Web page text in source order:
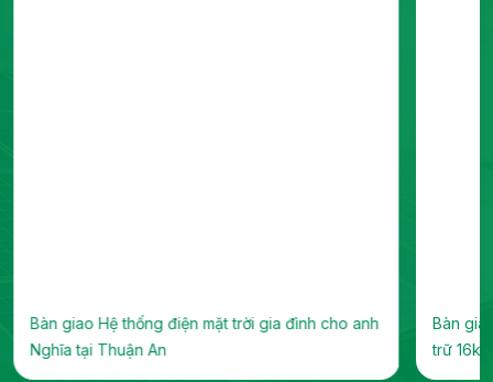
Bàn giao Hệ thống điện mặt trời gia đình cho anh
Nghĩa tại Thuận An
Bàn
trữ